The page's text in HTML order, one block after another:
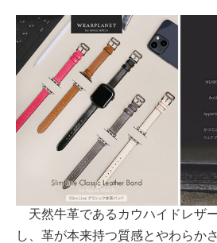
天然牛革であるカウハイドレザ
し、革が本来持つ質感とやわらか